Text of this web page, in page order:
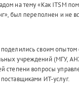
на тему «Как ITSM
был переполнен и не
своим опытом
учреждений (МГУ,
степени вопросы
ИТ-услуг.